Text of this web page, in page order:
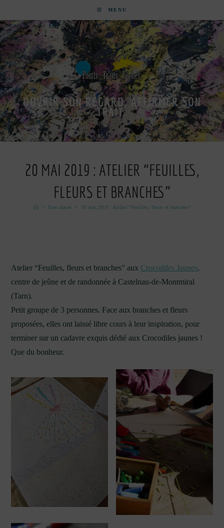
MENU
OUVRIR SON REGARD, AFFIRMER SON
TRAIT.
20 MAI 2019 : ATELIER “FEUILLES,
FLEURS ET BRANCHES”
> Non classé > 20 mai 2019 : Atelier “Feuilles, fleurs et branches”
Atelier “Feuilles, fleurs et branches” aux Crocodiles Jaunes,
centre de jeûne et de randonnée à Castelnau-de-Montmiral
(Tarn).
Petit groupe de 3 personnes. Face aux branches et fleurs
proposées, elles ont laissé libre cours à leur inspiration, pour
terminer sur un cadavre exquis dédié aux Crocodiles jaunes !
Que du bonheur.